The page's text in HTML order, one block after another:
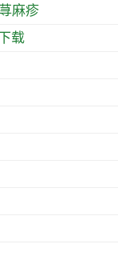
麻疹
载